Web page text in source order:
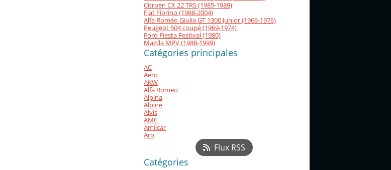
Citroën CX 22 TRS (1985-1989)
Fiat Fiorino (1988-2004)
Alfa Roméo Giulia GT 1300 Junior (1966-1976)
Peugeot 504 coupé (1969-1974)
Ford Fiesta Festival (1980)
Mazda MPV (1988-1999)
Catégories principales
AC
Aero
AKW
Alfa Romeo
Alpina
Alpine
Alvis
AMC
Amilcar
Aro
Flux RSS
Catégories